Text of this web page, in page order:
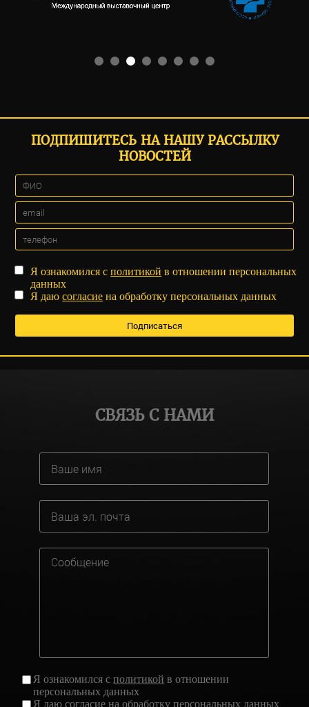
ПОДПИШИТЕСЬ НА НАШУ РАССЫЛКУ
НОВОСТЕЙ
Я ознакомился сполитикой в отношении персональных
данных
Я даюсогласие на обработку персональных данных
СВЯЗЬ С НАМИ
Я ознакомился сполитикой в отношении
персональных данных
Я даюсогласие на обработку персональных данных